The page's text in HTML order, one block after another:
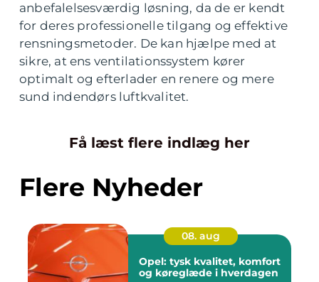
anbefalelsesværdig løsning, da de er kendt
for deres professionelle tilgang og effektive
rensningsmetoder. De kan hjælpe med at
sikre, at ens ventilationssystem kører
optimalt og efterlader en renere og mere
sund indendørs luftkvalitet.
Få læst flere indlæg her
Flere Nyheder
08. aug
Opel: tysk kvalitet, komfort
og køreglæde i hverdagen